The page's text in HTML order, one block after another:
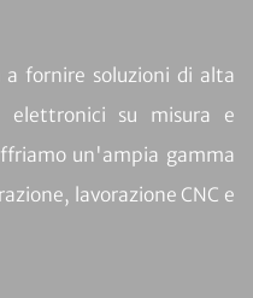
a fornire soluzioni di alta
elettronici su misura e
un'ampia gamma
lavorazione CNC e